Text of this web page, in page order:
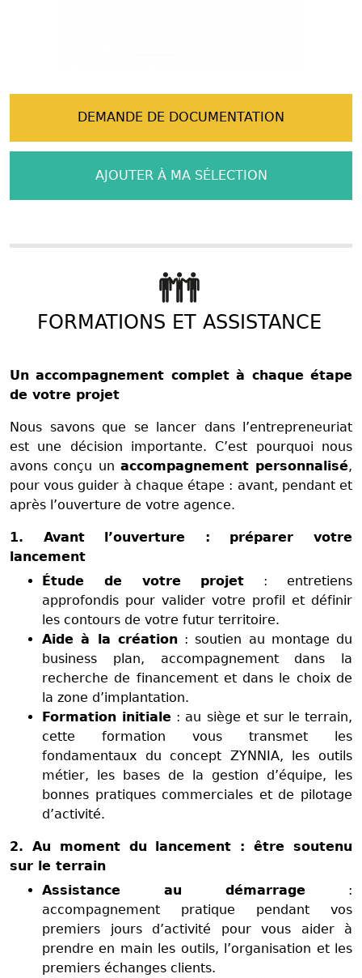
DEMANDE DE DOCUMENTATION
AJOUTER À MA SÉLECTION
FORMATIONS ET ASSISTANCE
Un accompagnement complet à chaque étape
de votre projet
Nous savons que se lancer dans l’entrepreneuriat
est une décision importante. C’est pourquoi nous
avons conçu un accompagnement personnalisé,
pour vous guider à chaque étape : avant, pendant et
après l’ouverture de votre agence.
1. Avant l’ouverture : préparer votre
lancement
Étude de votre projet : entretiens
approfondis pour valider votre profil et définir
les contours de votre futur territoire.
Aide à la création: soutien au montage du
business plan, accompagnement dans la
recherche de financement et dans le choix de
la zone d’implantation.
Formation initiale : au siège et sur le terrain,
cette formation vous transmet les
fondamentaux du concept ZYNNIA, les outils
métier, les bases de la gestion d’équipe, les
bonnes pratiques commerciales et de pilotage
d’activité.
2. Au moment du lancement : être soutenu
sur le terrain
Assistance au démarrage :
accompagnement pratique pendant vos
premiers jours d’activité pour vous aider à
prendre en main les outils, l’organisation et les
premiers échanges clients.